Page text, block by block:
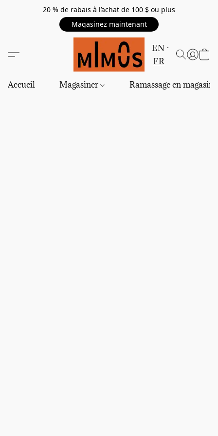
20 % de rabais à l’achat de 100 $ ou plus
Magasinez maintenant
EN
FR
Accueil Magasiner Ramassage en magasin